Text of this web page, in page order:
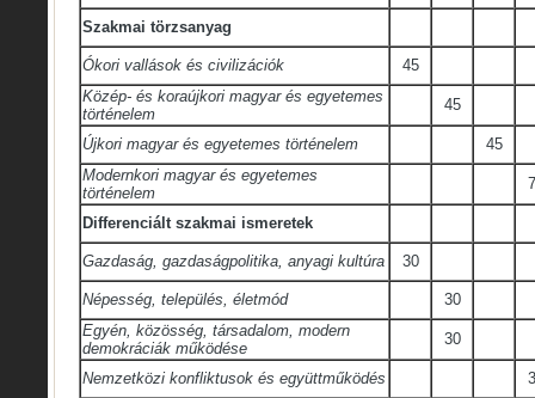
Szakmai törzsanyag
Ókori vallások és civilizációk
45
Közép- és koraújkori magyar és egyetemes
történelem
45
Újkori magyar és egyetemes történelem
45
Modernkori magyar és egyetemes
történelem
Differenciált szakmai ismeretek
Gazdaság, gazdaságpolitika, anyagi kultúra 30
Népesség, település, életmód
30
Egyén, közösség, társadalom, modern
demokráciák működése
30
Nemzetközi konfliktusok és együttműködés